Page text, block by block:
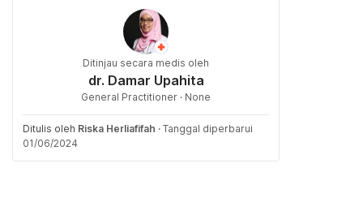
Ditinjau secara medis oleh
dr. Damar Upahita
General Practitioner · None
Ditulis oleh Riska Herliafifah · Tanggal diperbarui
01/06/2024